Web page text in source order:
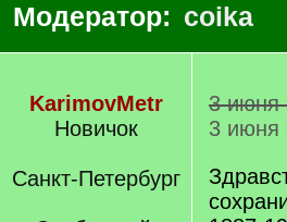
Модератор: coika
KarimovMetr
Новичок
Санкт-Петербург
3 июня
3 июня